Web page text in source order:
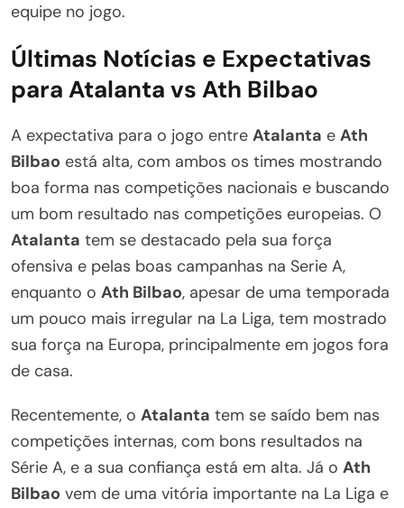
equipe no jogo.
Últimas Notícias e Expectativas
para Atalanta vs Ath Bilbao
A expectativa para o jogo entre Atalanta e Ath
Bilbao está alta, com ambos os times mostrando
boa forma nas competições nacionais e buscando
um bom resultado nas competições europeias. O
Atalanta tem se destacado pela sua força
ofensiva e pelas boas campanhas na Serie A,
enquanto o Ath Bilbao, apesar de uma temporada
um pouco mais irregular na La Liga, tem mostrado
sua força na Europa, principalmente em jogos fora
de casa.
Recentemente, o Atalanta tem se saído bem nas
competições internas, com bons resultados na
Série A, e a sua confiança está em alta. Já o Ath
Bilbao vem de uma vitória importante na La Liga e